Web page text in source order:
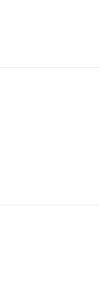
моды
неделе моды,
с 26 сентября
Примерно
в…
на Euro
Footwear